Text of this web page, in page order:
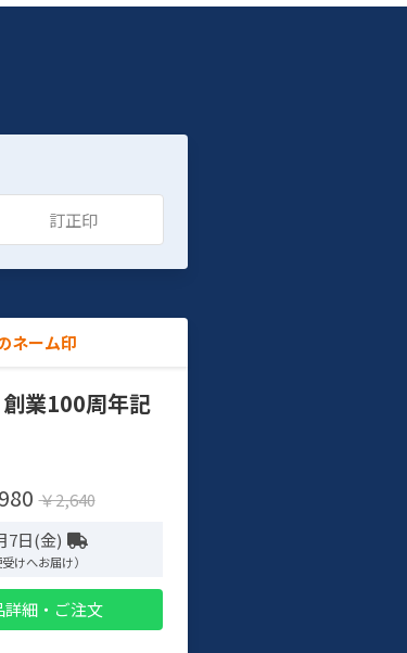
訂正印
ネーム印
業100周年記
￥2,640
7日(金)
けへお届け）
詳細・ご注文